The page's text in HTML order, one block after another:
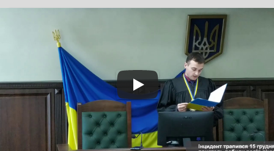
TV СЮЖЕТ
Ігорю Тютіну, який
побив молотком водія
лімузину, обрали
запобіжний захід